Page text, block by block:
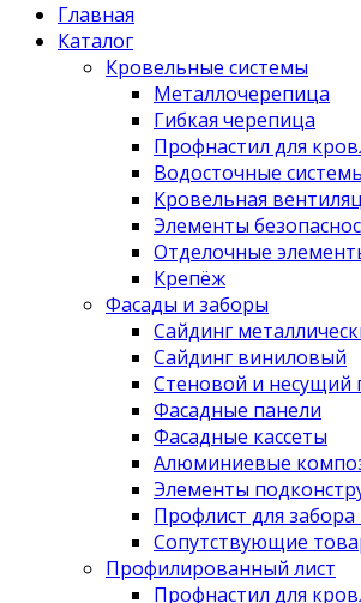
Главная
Каталог
Кровельные системы
Металлочерепица
Гибкая черепица
Профнастил для
Водосточные
Кровельная
Элементы
Отделочные
Крепёж
Фасады и заборы
Сайдинг
Сайдинг виниловый
Стеновой и несущий
Фасадные панели
Фасадные кассеты
Алюминиевые
Элементы
Профлист для
Сопутствующие
Профилированный лист
Профнастил для